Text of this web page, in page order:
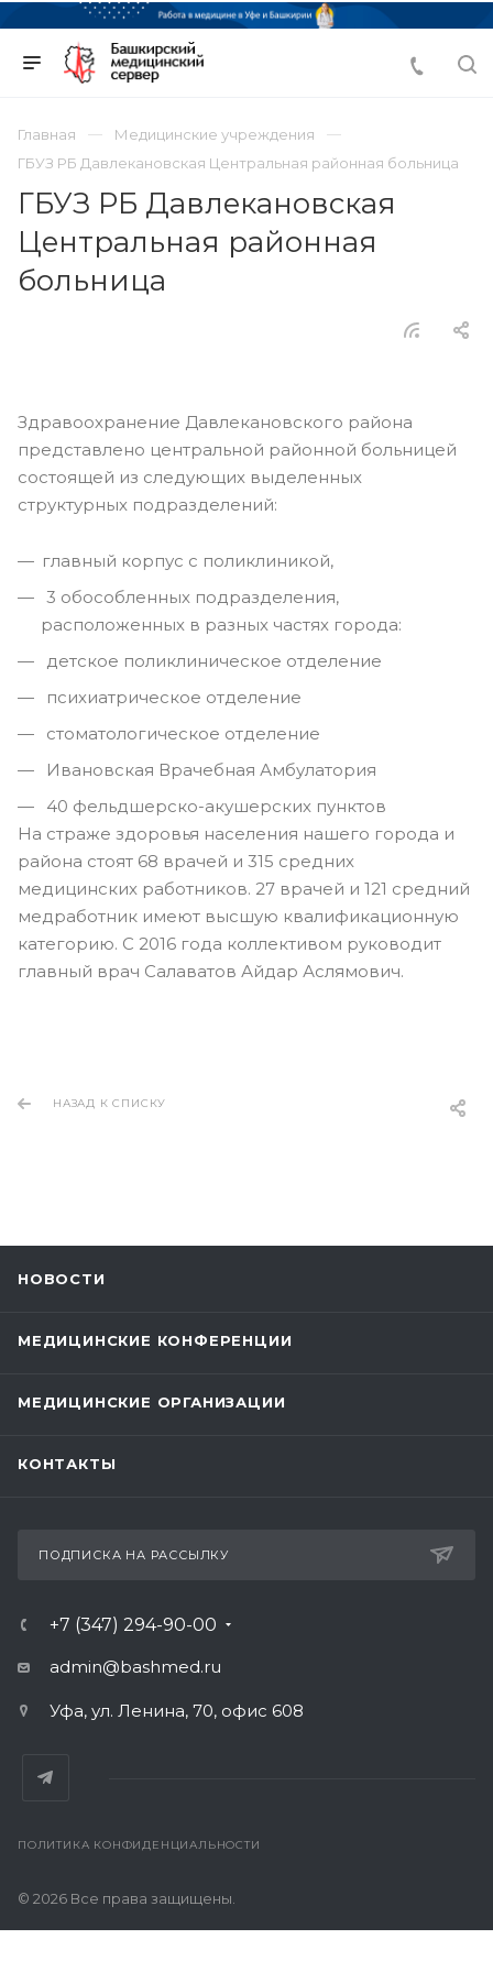
Главная
Медицинские учреждения
ГБУЗ РБ Давлекановская Центральная районная больница
ГБУЗ РБ Давлекановская
Центральная районная
больница
Здравоохранение Давлекановского района
представлено центральной районной больницей
состоящей из следующих выделенных
структурных подразделений:
главный корпус с поликлиникой,
3 обособленных подразделения,
расположенных в разных частях города:
детское поликлиническое отделение
психиатрическое отделение
стоматологическое отделение
Ивановская Врачебная Амбулатория
40 фельдшерско-акушерских пунктов
На страже здоровья населения нашего города и
района стоят 68 врачей и 315 средних
медицинских работников. 27 врачей и 121 средний
медработник имеют высшую квалификационную
категорию. С 2016 года коллективом руководит
главный врач Салаватов Айдар Аслямович.
НАЗАД К СПИСКУ
НОВОСТИ
МЕДИЦИНСКИЕ КОНФЕРЕНЦИИ
МЕДИЦИНСКИЕ ОРГАНИЗАЦИИ
КОНТАКТЫ
ПОДПИСКА НА РАССЫЛКУ
+7 (347) 294-90-00
admin@bashmed.ru
Уфа, ул. Ленина, 70, офис 608
ПОЛИТИКА КОНФИДЕНЦИАЛЬНОСТИ
© 2026 Все права защищены.